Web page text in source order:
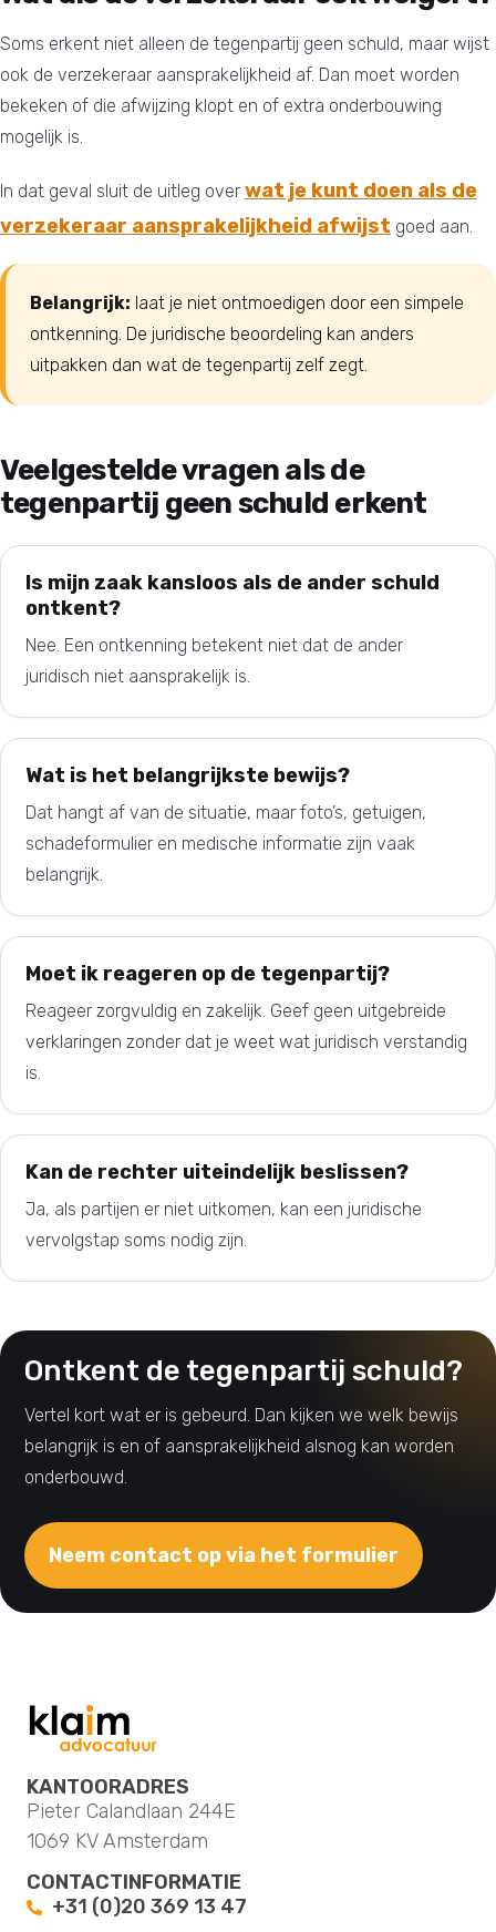
Soms erkent niet alleen de tegenpartij geen schuld, maar wijst
ook de verzekeraar aansprakelijkheid af. Dan moet worden
bekeken of die afwijzing klopt en of extra onderbouwing
mogelijk is.
In dat geval sluit de uitleg over wat je kunt doen als de
verzekeraar aansprakelijkheid afwijst goed aan.
Belangrijk: laat je niet ontmoedigen door een simpele
ontkenning. De juridische beoordeling kan anders
uitpakken dan wat de tegenpartij zelf zegt.
Veelgestelde vragen als de
tegenpartij geen schuld erkent
Is mijn zaak kansloos als de ander schuld
ontkent?
Nee. Een ontkenning betekent niet dat de ander
juridisch niet aansprakelijk is.
Wat is het belangrijkste bewijs?
Dat hangt af van de situatie, maar foto’s, getuigen,
schadeformulier en medische informatie zijn vaak
belangrijk.
Moet ik reageren op de tegenpartij?
Reageer zorgvuldig en zakelijk. Geef geen uitgebreide
verklaringen zonder dat je weet wat juridisch verstandig
is.
Kan de rechter uiteindelijk beslissen?
Ja, als partijen er niet uitkomen, kan een juridische
vervolgstap soms nodig zijn.
Ontkent de tegenpartij schuld?
Vertel kort wat er is gebeurd. Dan kijken we welk bewijs
belangrijk is en of aansprakelijkheid alsnog kan worden
onderbouwd.
Neem contact op via het formulier
KANTOORADRES
Pieter Calandlaan 244E
1069 KV Amsterdam
CONTACTINFORMATIE
+31 (0)20 369 13 47